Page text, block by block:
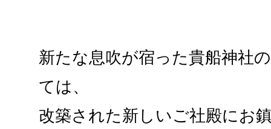
新たな息吹が宿った貴船神社
ては、
改築された新しいご社殿にお